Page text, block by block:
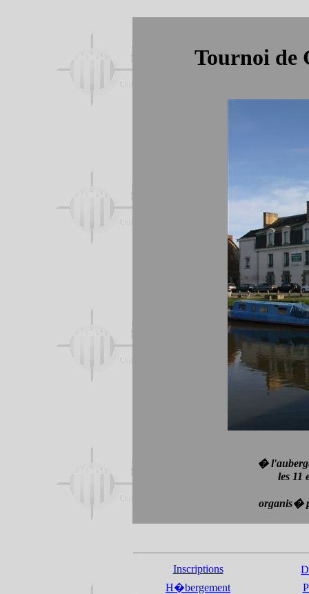
Tournoi de
�
les 11
organis�
Inscriptions
H�bergement